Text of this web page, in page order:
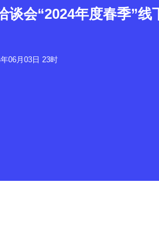
谈会“2024年度春季”线
06月03日 23时